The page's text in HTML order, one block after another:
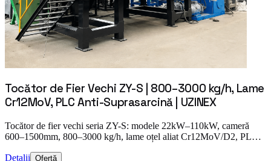
Tocător de Fier Vechi ZY-S | 800–3000 kg/h, Lame
Cr12MoV, PLC Anti-Suprasarcină | UZINEX
Tocător de fier vechi seria ZY-S: modele 22kW–110kW, cameră
600–1500mm, 800–3000 kg/h, lame oțel aliat Cr12MoV/D2, PL…
Detalii Ofertă